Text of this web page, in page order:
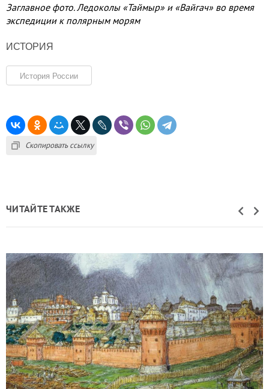
Заглавное фото.Ледоколы «Таймыр» и «Вайгач» во время
экспедиции к полярным морям
ИСТОРИЯ
История России
Скопировать ссылку
ЧИТАЙТЕ ТАКЖЕ